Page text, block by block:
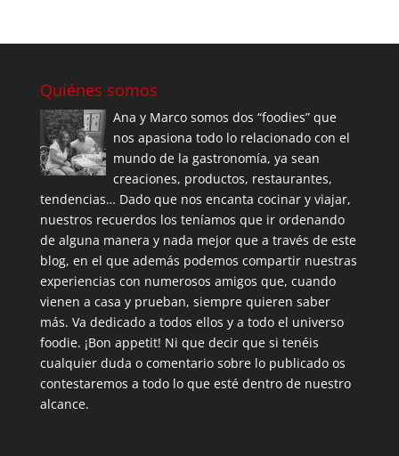
Quiénes somos
Ana y Marco somos dos “foodies” que
nos apasiona todo lo relacionado con el
mundo de la gastronomía, ya sean
creaciones, productos, restaurantes,
tendencias… Dado que nos encanta cocinar y viajar,
nuestros recuerdos los teníamos que ir ordenando
de alguna manera y nada mejor que a través de este
blog, en el que además podemos compartir nuestras
experiencias con numerosos amigos que, cuando
vienen a casa y prueban, siempre quieren saber
más. Va dedicado a todos ellos y a todo el universo
foodie. ¡Bon appetit! Ni que decir que si tenéis
cualquier duda o comentario sobre lo publicado os
contestaremos a todo lo que esté dentro de nuestro
alcance.